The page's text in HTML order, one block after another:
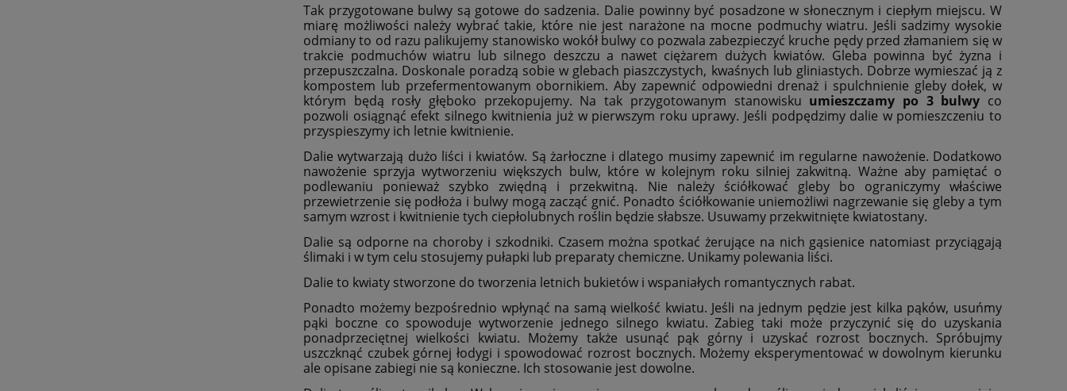
Tak przygotowane bulwy są gotowe do sadzenia. Dalie powinny być posadzone w słonecznym i ciepłym miejscu. W
miarę możliwości należy wybrać takie, które nie jest narażone na mocne podmuchy wiatru. Jeśli sadzimy wysokie
odmiany to od razu palikujemy stanowisko wokół bulwy co pozwala zabezpieczyć kruche pędy przed złamaniem się w
trakcie podmuchów wiatru lub silnego deszczu a nawet ciężarem dużych kwiatów. Gleba powinna być żyzna i
przepuszczalna. Doskonale poradzą sobie w glebach piaszczystych, kwaśnych lub gliniastych. Dobrze wymieszać ją z
kompostem lub przefermentowanym obornikiem. Aby zapewnić odpowiedni drenaż i spulchnienie gleby dołek, w
którym będą rosły głęboko przekopujemy. Na tak przygotowanym stanowisku umieszczamy po 3 bulwy co
pozwoli osiągnąć efekt silnego kwitnienia już w pierwszym roku uprawy. Jeśli podpędzimy dalie w pomieszczeniu to
przyspieszymy ich letnie kwitnienie.
Dalie wytwarzają dużo liści i kwiatów. Są żarłoczne i dlatego musimy zapewnić im regularne nawożenie. Dodatkowo
nawożenie sprzyja wytworzeniu większych bulw, które w kolejnym roku silniej zakwitną. Ważne aby pamiętać o
podlewaniu ponieważ szybko zwiędną i przekwitną. Nie należy ściółkować gleby bo ograniczymy właściwe
przewietrzenie się podłoża i bulwy mogą zacząć gnić. Ponadto ściółkowanie uniemożliwi nagrzewanie się gleby a tym
samym wzrost i kwitnienie tych ciepłolubnych roślin będzie słabsze. Usuwamy przekwitnięte kwiatostany.
Dalie są odporne na choroby i szkodniki. Czasem można spotkać żerujące na nich gąsienice natomiast przyciągają
ślimaki i w tym celu stosujemy pułapki lub preparaty chemiczne. Unikamy polewania liści.
Dalie to kwiaty stworzone do tworzenia letnich bukietów i wspaniałych romantycznych rabat.
Ponadto możemy bezpośrednio wpłynąć na samą wielkość kwiatu. Jeśli na jednym pędzie jest kilka pąków, usuńmy
pąki boczne co spowoduje wytworzenie jednego silnego kwiatu. Zabieg taki może przyczynić się do uzyskania
ponadprzeciętnej wielkości kwiatu. Możemy także usunąć pąk górny i uzyskać rozrost bocznych. Spróbujmy
uszczknąć czubek górnej łodygi i spowodować rozrost bocznych. Możemy eksperymentować w dowolnym kierunku
ale opisane zabiegi nie są konieczne. Ich stosowanie jest dowolne.